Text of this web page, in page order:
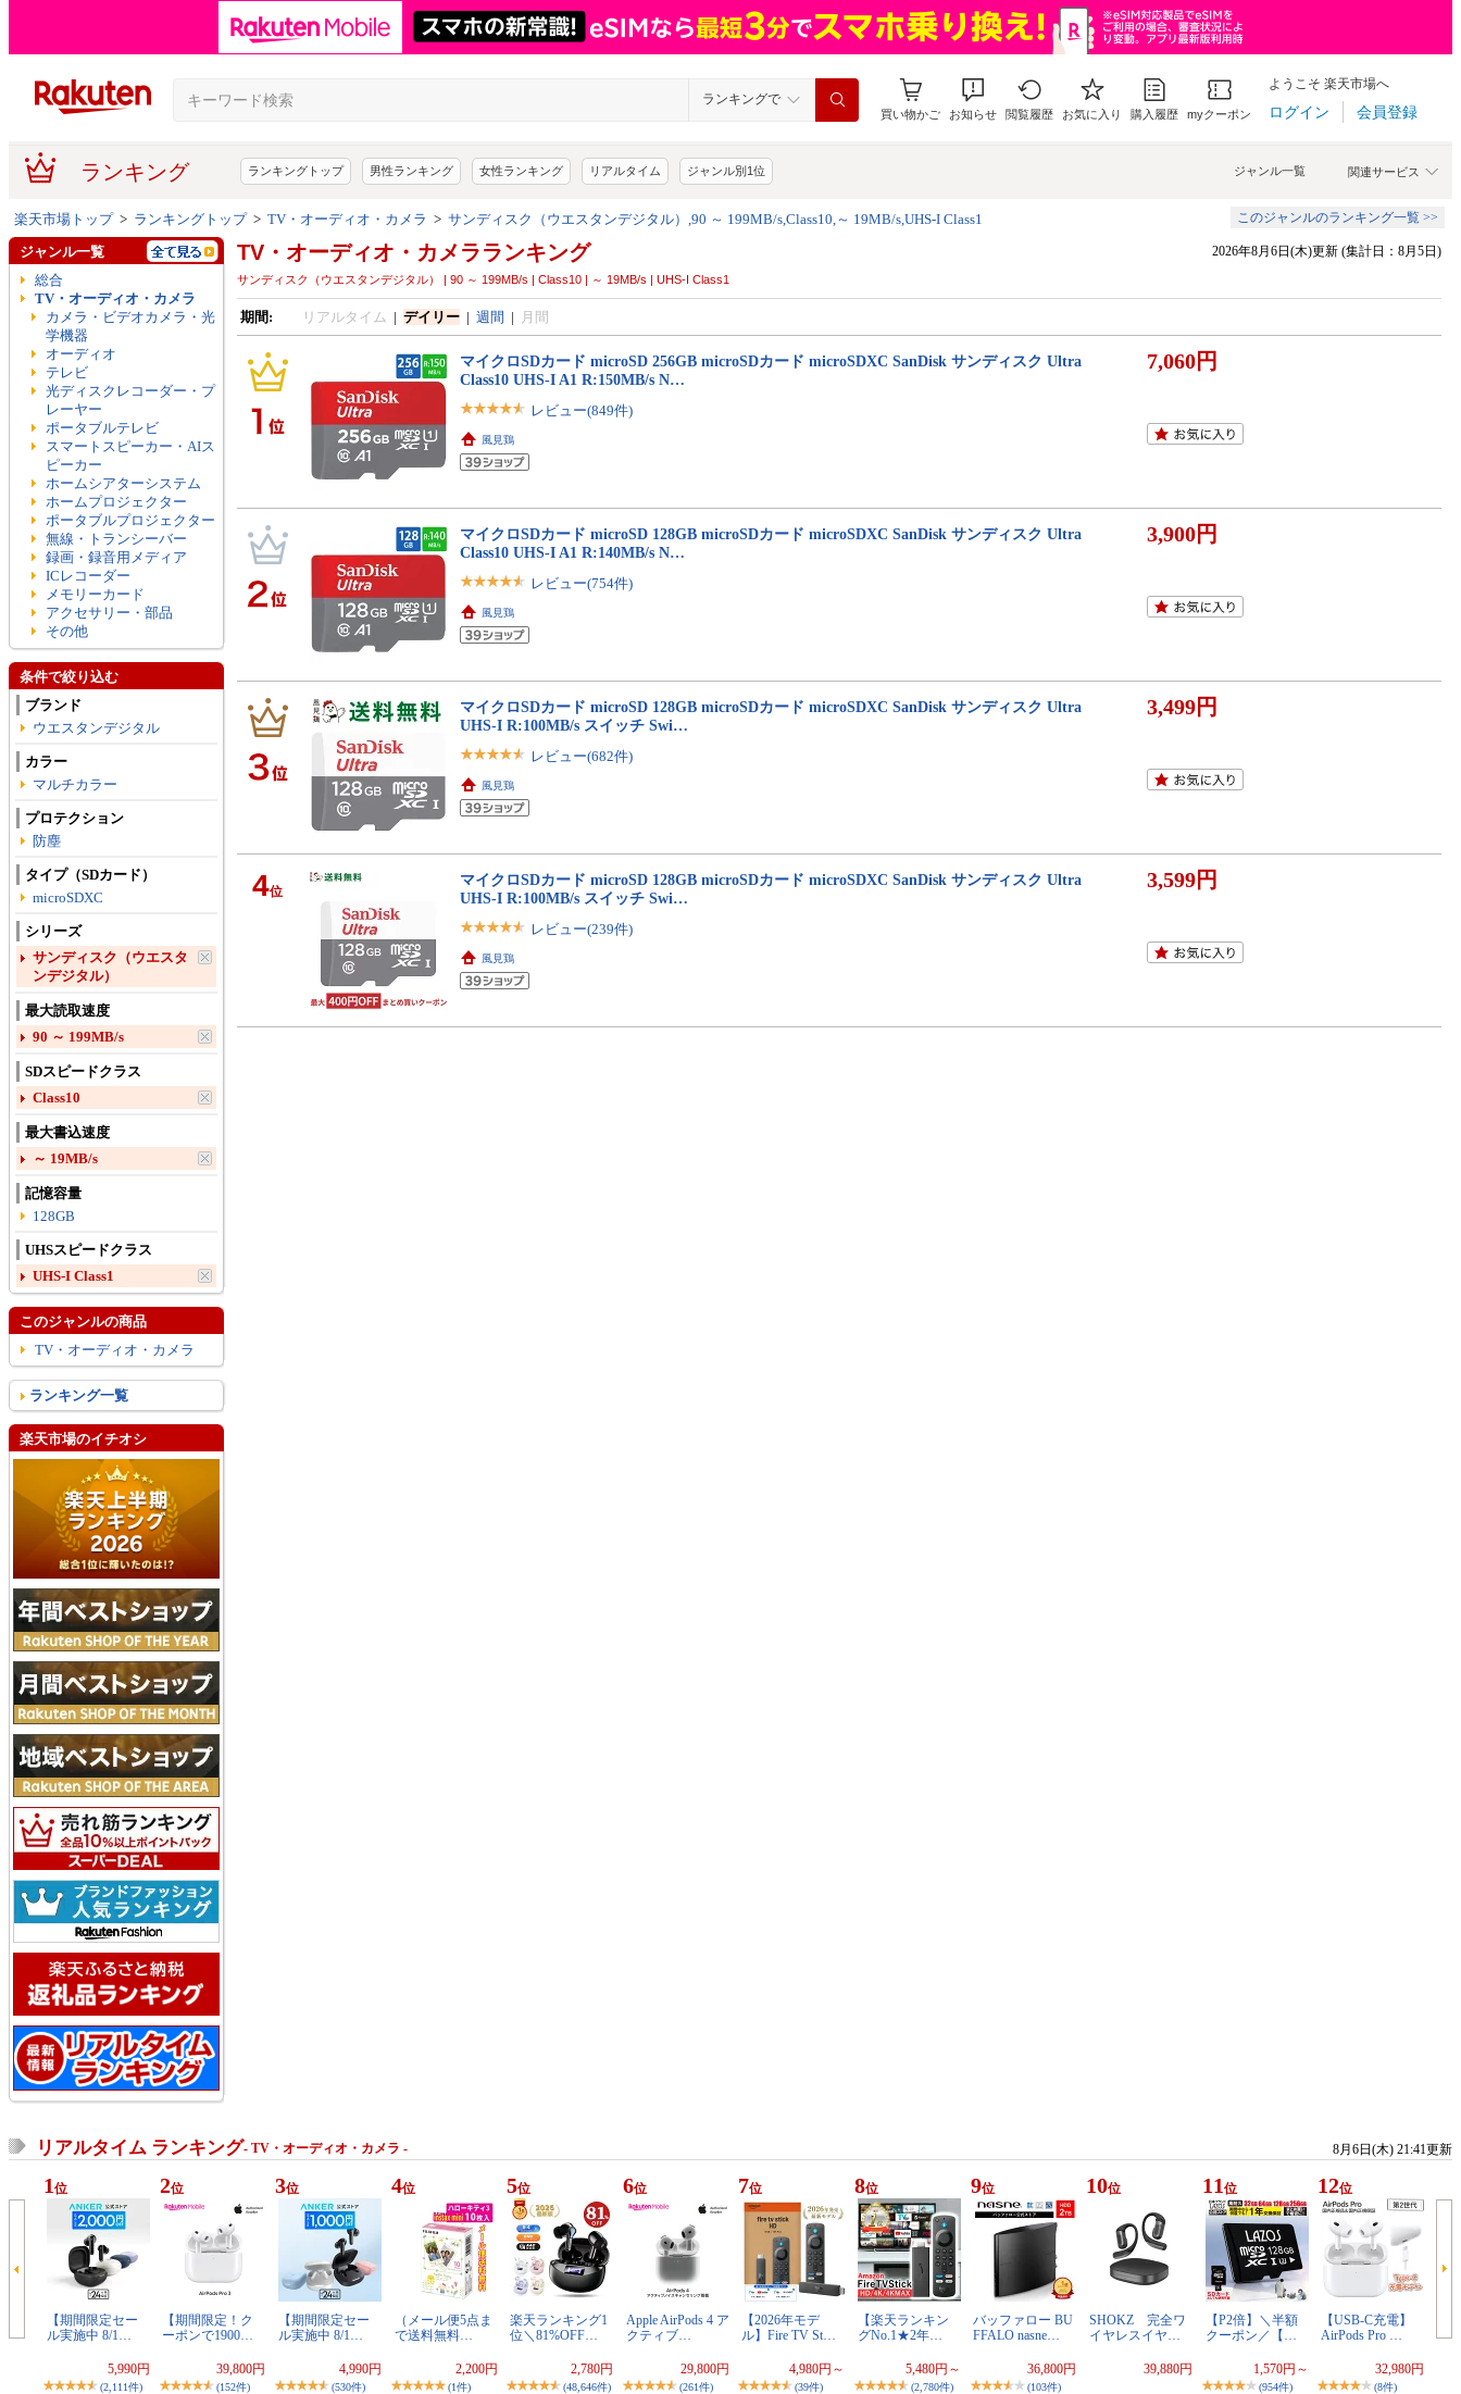
ランキングで
買い物かご お知らせ 閲覧履歴 お気に入り 購入履歴 myクーポン
ようこそ 楽天市場へ
ログイン 会員登録
ランキング 関連サービス
ジャンル一覧
ランキングトップ 男性ランキング 女性ランキング リアルタイム ジャンル別1位
楽天市場トップ> ランキングトップ> TV・オーディオ・カメラ > サンディスク（ウエスタンデジタル）,90 ～ 199MB/s,Class10,～ 19MB/s,UHS-I Class1 このジャンルのランキング一覧 >>
TV・オーディオ・カメラランキング
サンディスク（ウエスタンデジタル） | 90 ～ 199MB/s | Class10 | ～ 19MB/s | UHS-I Class1
2026年8月6日(木)更新 (集計日：8月5日)
期間: リアルタイム | デイリー| 週間 | 月間
マイクロSDカード microSD 256GB microSDカード microSDXC SanDisk サンディスク Ultra
Class10 UHS-I A1 R:150MB/s N…
レビュー(849件)
風見鶏
7,060円
マイクロSDカード microSD 128GB microSDカード microSDXC SanDisk サンディスク Ultra
Class10 UHS-I A1 R:140MB/s N…
レビュー(754件)
風見鶏
3,900円
マイクロSDカード microSD 128GB microSDカード microSDXC SanDisk サンディスク Ultra
UHS-I R:100MB/s スイッチ Swi…
レビュー(682件)
風見鶏
3,499円
4位
マイクロSDカード microSD 128GB microSDカード microSDXC SanDisk サンディスク Ultra
UHS-I R:100MB/s スイッチ Swi…
レビュー(239件)
風見鶏
3,599円
ジャンル一覧
総合
TV・オーディオ・カメラ
カメラ・ビデオカメラ・光
学機器
オーディオ
テレビ
光ディスクレコーダー・プ
レーヤー
ポータブルテレビ
スマートスピーカー・AIス
ピーカー
ホームシアターシステム
ホームプロジェクター
ポータブルプロジェクター
無線・トランシーバー
録画・録音用メディア
ICレコーダー
メモリーカード
アクセサリー・部品
その他
条件で絞り込む
ブランド
ウエスタンデジタル
カラー
マルチカラー
プロテクション
防塵
タイプ（SDカード）
microSDXC
シリーズ
サンディスク（ウエスタ
ンデジタル）
最大読取速度
90 ～ 199MB/s
SDスピードクラス
Class10
最大書込速度
～ 19MB/s
記憶容量
128GB
UHSスピードクラス
UHS-I Class1
このジャンルの商品
TV・オーディオ・カメラ
ランキング一覧
楽天市場のイチオシ
リアルタイム ランキング- TV・オーディオ・カメラ - 8月6日(木) 21:41更新
1 位
【期間限定セー
ル実施中 8/1…
5,990円
(2,111件)
2位
【期間限定！ク
ーポンで1900…
39,800円
(152件)
3位
【期間限定セー
ル実施中 8/1…
4,990円
(530件)
4位
（メール便5点ま
で送料無料…
2,200円
(1件)
5位
楽天ランキング1
位＼81%OFF…
2,780円
(48,646件)
6位
Apple AirPods 4 ア
クティブ…
29,800円
(261件)
7位
【2026年モデ
ル】Fire TV St…
4,980円～
(39件)
8位
【楽天ランキン
グNo.1★2年…
5,480円～
(2,780件)
9位
バッファロー BU
FFALO nasne…
36,800円
(103件)
10位
SHOKZ 完全ワ
イヤレスイヤ…
39,880円
11 位
【P2倍】＼半額
クーポン／【…
1,570円～
(954件)
12位
【USB-C充電】
AirPods Pro …
32,980円
(8件)